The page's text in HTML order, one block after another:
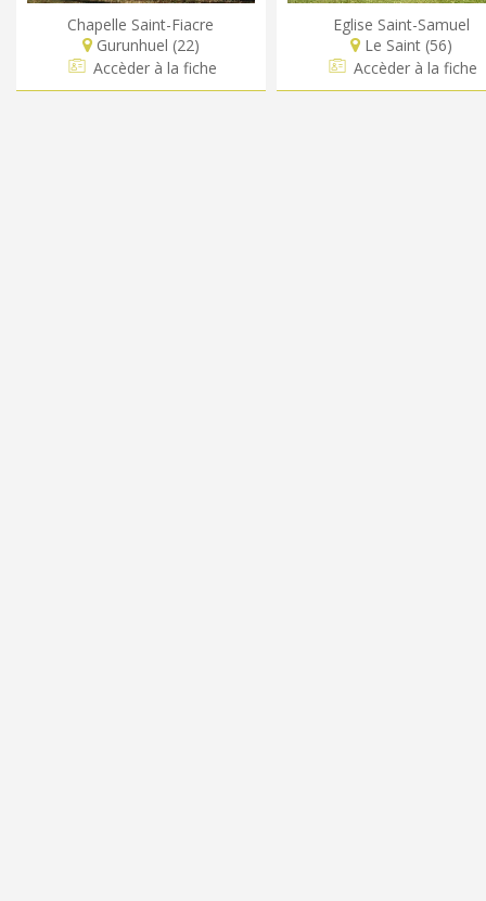
Chapelle Saint-Fiacre
Gurunhuel (22)
Accèder à la fiche
Eglise Saint-Samuel
Le Saint (56)
Accèder à la fiche